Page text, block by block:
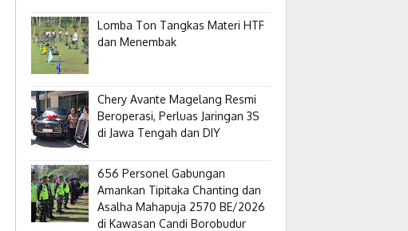
Lomba Ton Tangkas Materi HTF
dan Menembak
​Chery Avante Magelang Resmi
Beroperasi, Perluas Jaringan 3S
di Jawa Tengah dan DIY
656 Personel Gabungan
Amankan Tipitaka Chanting dan
Asalha Mahapuja 2570 BE/2026
di Kawasan Candi Borobudur